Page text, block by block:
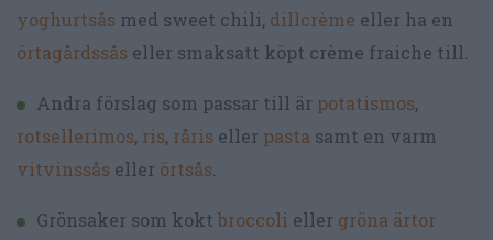
yoghurtsås med sweet chili, dillcrème eller ha en
örtagårdssås eller smaksatt köpt crème fraiche till.
Andra förslag som passar till är potatismos,
rotsellerimos, ris, råris eller pasta samt en varm
vitvinssås eller örtsås.
Grönsaker som kokt broccoli eller gröna ärtor